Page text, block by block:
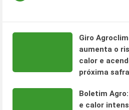
Giro
aumenta o
calor e
próxima safra
Boletim
e calor